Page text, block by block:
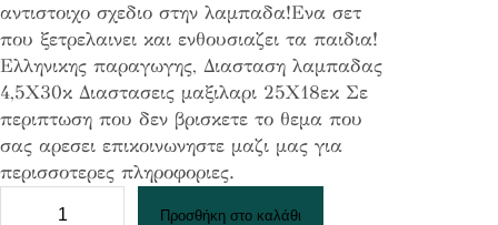
αντιστοιχο σχεδιο στην λαμπαδα!Ενα σετ
που ξετρελαινει και ενθουσιαζει τα παιδια!
Ελληνικης παραγωγης, Διασταση λαμπαδας
4,5Χ30κ Διαστασεις μαξιλαρι 25Χ18εκ Σε
περιπτωση που δεν βρισκετε το θεμα που
σας αρεσει επικοινωνηστε μαζι μας για
περισσοτερες πληροφοριες.
Προσθήκη στο καλάθι